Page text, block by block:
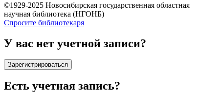
©1929-2025 Новосибирская государственная областная
научная библиотека (НГОНБ)
Спросите библиотекаря
У вас нет учетной записи?
Зарегистрироваться
Есть учетная запись?